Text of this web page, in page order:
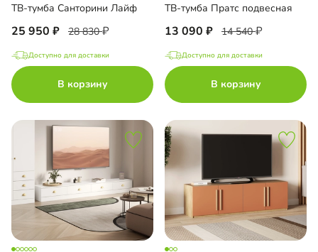
ТВ-тумба Санторини Лайф
25 950 28 830
Доступно для доставки
В корзину
ТВ-тумба Пратс подвесная
13 090 14 540
Доступно для доставки
В корзину